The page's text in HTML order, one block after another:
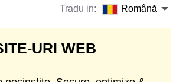
Tradu in: Română
URI WEB